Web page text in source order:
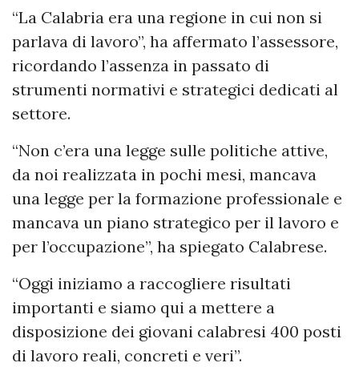
“La Calabria era una regione in cui non si
parlava di lavoro”, ha affermato l’assessore,
ricordando l’assenza in passato di
strumenti normativi e strategici dedicati al
settore.
“Non c’era una legge sulle politiche attive,
da noi realizzata in pochi mesi, mancava
una legge per la formazione professionale e
mancava un piano strategico per il lavoro e
per l’occupazione”, ha spiegato Calabrese.
“Oggi iniziamo a raccogliere risultati
importanti e siamo qui a mettere a
disposizione dei giovani calabresi 400 posti
di lavoro reali, concreti e veri”.